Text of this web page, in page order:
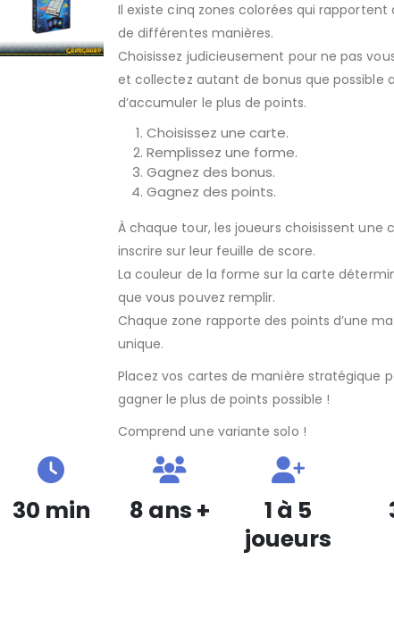
Il existe cinq zones colorées qui rapportent
de différentes manières.
Choisissez judicieusement pour ne pas
et collectez autant de bonus que possible
d’accumuler le plus de points.
Choisissez une carte.
Remplissez une forme.
Gagnez des bonus.
Gagnez des points.
À chaque tour, les joueurs choisissent une
inscrire sur leur feuille de score.
La couleur de la forme sur la carte
que vous pouvez remplir.
Chaque zone rapporte des points d’une
unique.
Placez vos cartes de manière stratégique
gagner le plus de points possible !
Comprend une variante solo !
30 min 8 ans +
1 à 5
joueurs